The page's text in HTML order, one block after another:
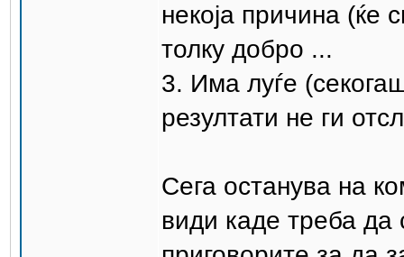
некоја причина (ќе
толку добро ...
3. Има луѓе
резултати не ги
Сега останува на
види каде треба да